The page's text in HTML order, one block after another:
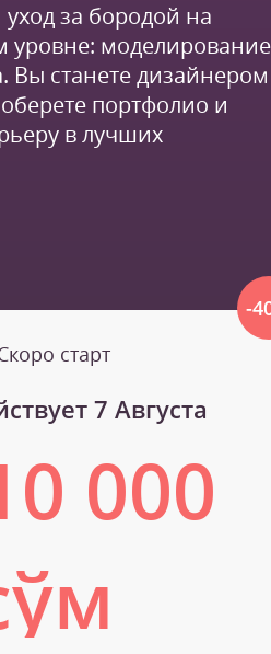
за бородой на
уровне:
Вы станете дизайнером
портфолио и
в лучших
-
старт
7 Августа
000